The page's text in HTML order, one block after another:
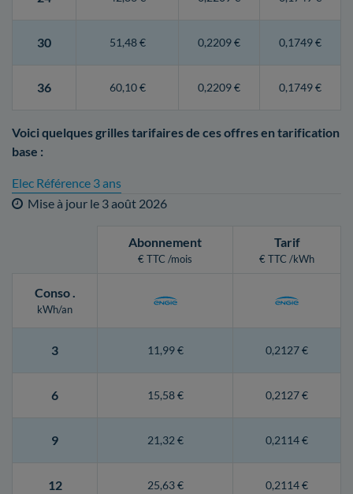
30 51,48 € 0,2209 € 0,1749 €
36 60,10 € 0,2209 € 0,1749 €
Voici quelques grilles tarifaires de ces offres en tarification
base :
Elec Référence 3 ans
Mise à jour le 3 août 2026
Abonnement
€ TTC /mois
Tarif
€ TTC /kWh
Conso.
kWh/an
3 11,99 € 0,2127 €
6 15,58 € 0,2127 €
9 21,32 € 0,2114 €
12 25,63 € 0,2114 €